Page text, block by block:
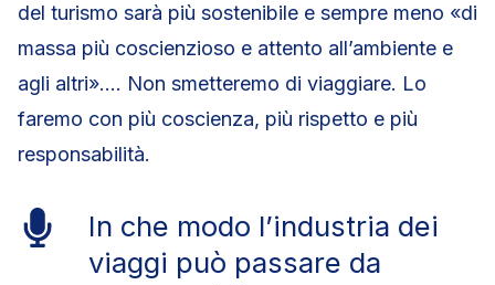
del turismo sarà più sostenibile e sempre meno «di
massa più coscienzioso e attento all’ambiente e
agli altri»…. Non smetteremo di viaggiare. Lo
faremo con più coscienza, più rispetto e più
responsabilità.
In che modo l’industria dei
viaggi può passare da